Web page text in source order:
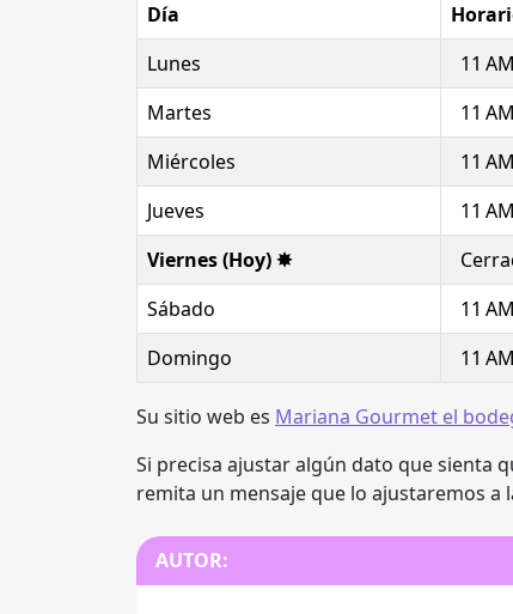
Día
Lunes
11
Martes
11
Miércoles
11
Jueves
11
Viernes (Hoy) ✸
Sábado
11
Domingo
11
Su sitio web es Mariana Gourmet el
Si precisa ajustar algún dato que sienta
remita un mensaje que lo ajustaremos a
AUTOR: